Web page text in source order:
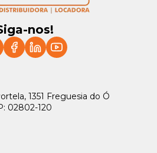
nos!
1351 Freguesia do Ó
02802-120